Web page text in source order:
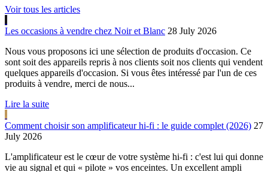
Voir tous les articles
Les occasions à vendre chez Noir et Blanc 28 July 2026
Nous vous proposons ici une sélection de produits d'occasion. Ce
sont soit des appareils repris à nos clients soit nos clients qui vendent
quelques appareils d'occasion. Si vous êtes intéressé par l'un de ces
produits à vendre, merci de nous...
Lire la suite
Comment choisir son amplificateur hi-fi : le guide complet (2026) 27
July 2026
L'amplificateur est le cœur de votre système hi-fi : c'est lui qui donne
vie au signal et qui « pilote » vos enceintes. Un excellent ampli